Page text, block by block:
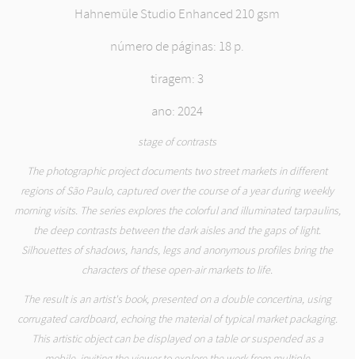
Hahnemüle Studio Enhanced 210 gsm
número de páginas: 18 p.
tiragem: 3
ano: 2024
stage of contrasts
The photographic project documents two street markets in different
regions of São Paulo, captured over the course of a year during weekly
morning visits. The series explores the colorful and illuminated tarpaulins,
the deep contrasts between the dark aisles and the gaps of light.
Silhouettes of shadows, hands, legs and anonymous profiles bring the
characters of these open-air markets to life.
The result is an artist's book, presented on a double concertina, using
corrugated cardboard, echoing the material of typical market packaging.
This artistic object can be displayed on a table or suspended as a